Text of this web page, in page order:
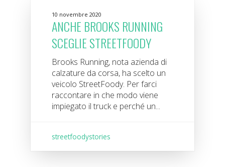
10 novembre 2020
ANCHE BROOKS RUNNING
SCEGLIE STREETFOODY
Brooks Running, nota azienda di
calzature da corsa, ha scelto un
veicolo StreetFoody. Per farci
raccontare in che modo viene
impiegato il truck e perché un...
streetfoodystories